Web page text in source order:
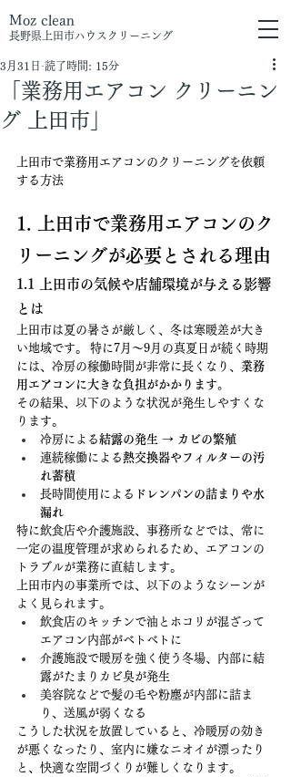
長野県上田市ハウスクリーニング
Moz clean
「業務用エアコン クリーニン
グ 上田市」
3月31日 読了時間: 15分
上田市で業務用エアコンのクリーニングを依頼
する方法
1. 上田市で業務用エアコンのク
リーニングが必要とされる理由
1.1 上田市の気候や店舗環境が与える影響
とは
上田市は夏の暑さが厳しく、冬は寒暖差が大き
い地域です。 特に7月〜9月の真夏日が続く時期
には、冷房の稼働時間が非常に長くなり、 業務
用エアコンに大きな負担がかかります。
その結果、以下のような状況が発生しやすくな
ります。
冷房による結露の発生 → カビの繁殖
連続稼働による熱交換器やフィルターの汚
れ蓄積
長時間使用による ドレンパンの詰まりや水
漏れ
特に飲食店や介護施設、事務所などでは、常に
一定の温度管理が求められるため、エアコンの
トラブルが業務に直結します。
上田市内の事業所では、以下のようなシーンが
よく見られます。
飲食店のキッチンで油とホコリが混ざって
エアコン内部がベトベトに
介護施設で暖房を強く使う冬場、内部に結
露がたまりカビ臭が発生
美容院などで髪の毛や粉塵が内部に詰ま
り、送風が弱くなる
こうした状況を放置していると、冷暖房の効き
が悪くなったり、室内に嫌なニオイが漂ったり
と、快適な空間づくりが難しくなります。